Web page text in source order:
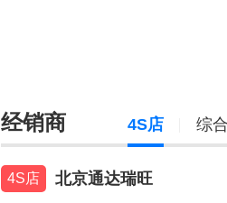
经销商 4S店 综
4S店 北京通达瑞旺